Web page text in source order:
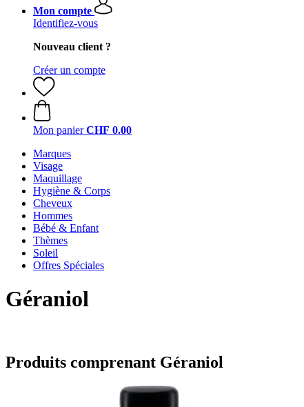
Mon compte
Identifiez-vous
Nouveau client ?
Créer un compte
Mon panier CHF 0.00
Marques
Visage
Maquillage
Hygiène & Corps
Cheveux
Hommes
Bébé & Enfant
Thèmes
Soleil
Offres Spéciales
Géraniol
Produits comprenant Géraniol